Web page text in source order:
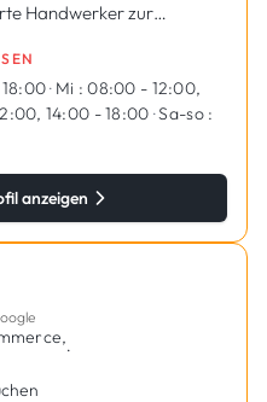
Handwerker zur
18:00· Mi : 08:00 - 12:00,
14:00 - 18:00 ·Sa-so :
anzeigen
·